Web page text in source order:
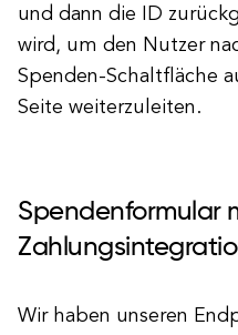
und dann die ID
wird, um den Nutzer
Spenden-Schaltfläche
Seite weiterzuleiten.
Spendenformular
Wir haben unseren